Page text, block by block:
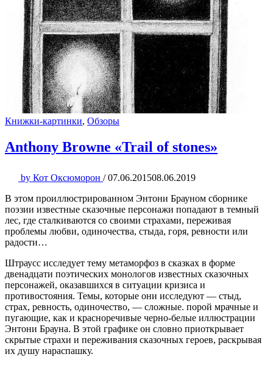
Книжки-картинки, Обзоры
Anthony Browne «Trail of stones»
by Кот Оксюморон / 07.06.201508.06.2019
В этом проиллюстрированном Энтони Брауном сборнике
поэзии известные сказочные персонажи попадают в темный
лес, где сталкиваются со своими страхами, переживая
проблемы любви, одиночества, стыда, горя, ревности или
радости…
Штраусс исследует тему метаморфоз в сказках в форме
двенадцати поэтических монологов известных сказочных
персонажей, оказавшихся в ситуации кризиса и
противостояния. Темы, которые они исследуют — стыд,
страх, ревность, одиночество, — сложные. порой мрачные и
пугающие, как и красноречивые черно-белые иллюстрации
Энтони Брауна. В этой графике он словно приоткрывает
скрытые страхи и переживания сказочных героев, раскрывая
их душу нараспашку.